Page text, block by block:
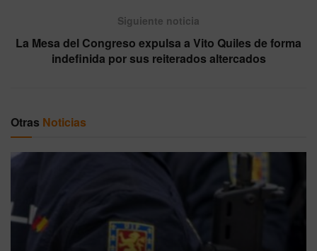
Siguiente noticia
La Mesa del Congreso expulsa a Vito Quiles de forma
indefinida por sus reiterados altercados
Otras Noticias